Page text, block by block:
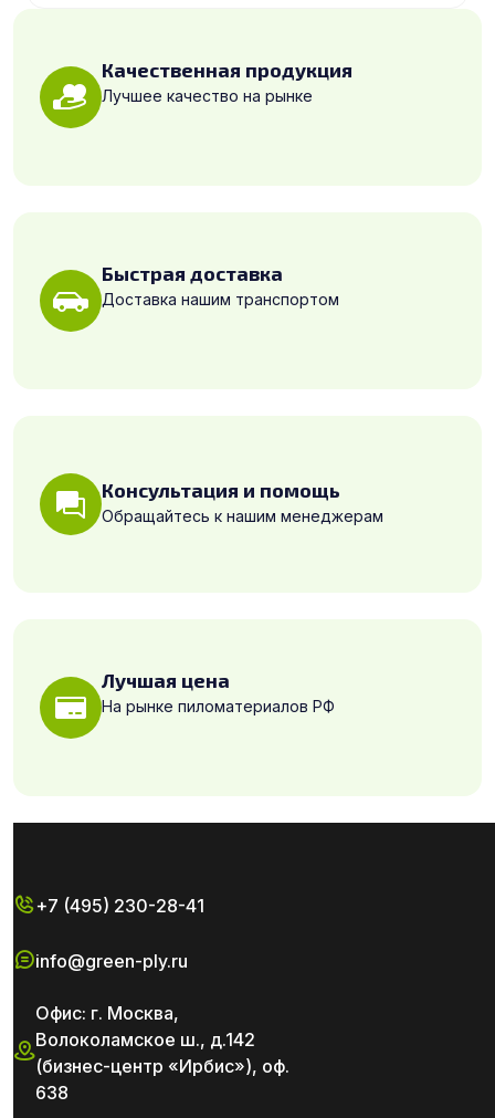
Качественная продукция
Лучшее качество на рынке
Быстрая доставка
Доставка нашим транспортом
Консультация и помощь
Обращайтесь к нашим менеджерам
Лучшая цена
На рынке пиломатериалов РФ
+7 (495) 230-28-41
info@green-ply.ru
Офис: г. Москва,
Волоколамское ш., д.142
(бизнес-центр «Ирбис»), оф.
638